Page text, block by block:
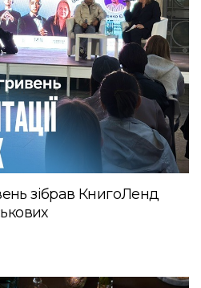
зібрав КнигоЛенд